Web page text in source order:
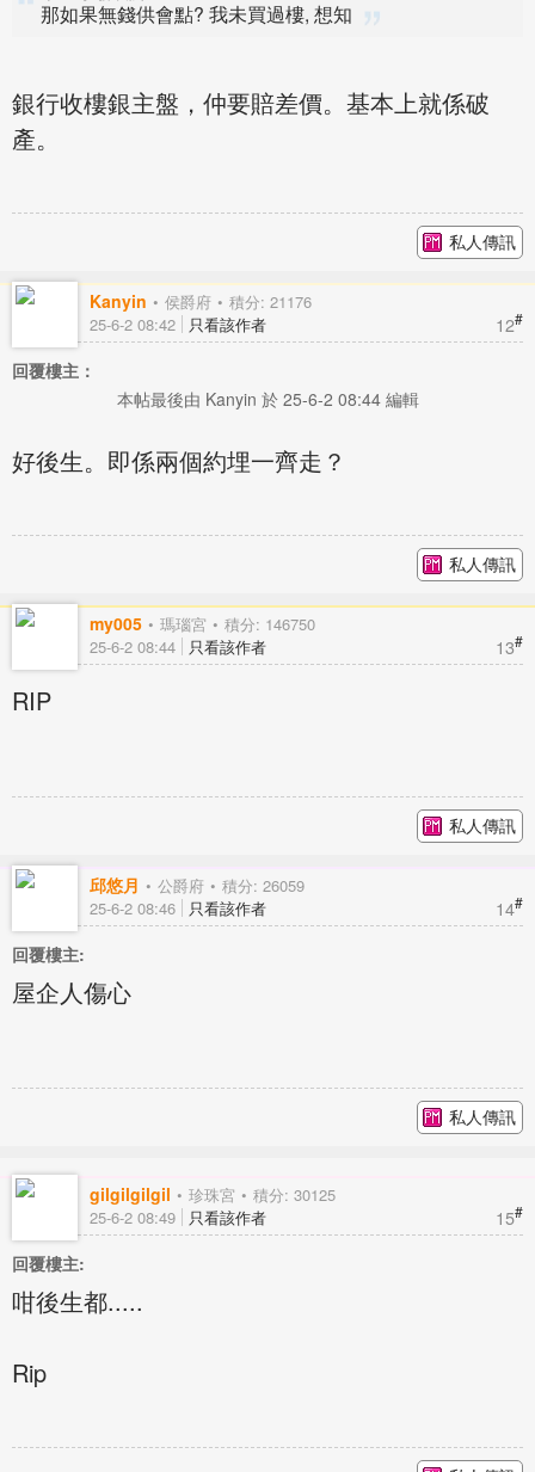
那如果無錢供會點? 我未買過樓, 想知
銀行收樓銀主盤，仲要賠差價。基本上就係破
產。
私人傳訊
Kanyin 侯爵府 積分: 21176
12#
25-6-2 08:42 只看該作者
回覆樓主：
本帖最後由 Kanyin 於 25-6-2 08:44 編輯
好後生。即係兩個約埋一齊走？
私人傳訊
my005 瑪瑙宮 積分: 146750
13#
25-6-2 08:44 只看該作者
RIP
私人傳訊
邱悠月 公爵府 積分: 26059
14#
25-6-2 08:46 只看該作者
回覆樓主:
屋企人傷心
私人傳訊
gilgilgilgil 珍珠宮 積分: 30125
15#
25-6-2 08:49 只看該作者
回覆樓主:
咁後生都.....
Rip